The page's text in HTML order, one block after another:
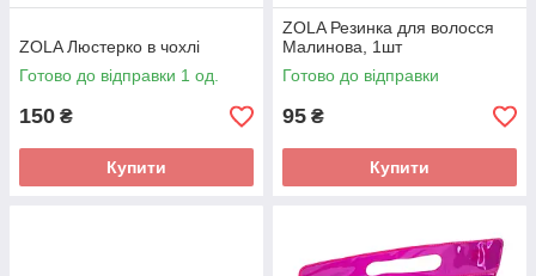
ZOLA Люстерко в чохлі
Готово до відправки 1 од.
150 ₴
Купити
ZOLA Резинка для волосся
Малинова, 1шт
Готово до відправки
95 ₴
Купити